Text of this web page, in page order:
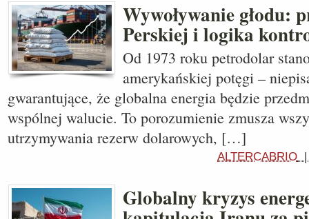
Wywoływanie głodu:
Perskiej i logika
Od 1973 roku petrodolar
amerykańskiej potęgi –
gwarantujące, że globalna energia będzie
wspólnej walucie. To porozumienie zmusza
utrzymywania rezerw dolarowych, […]
ALTERCABRIO
Globalny kryzys